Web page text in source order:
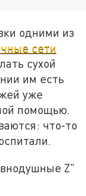
одними из
сети
сухой
им есть
уже
помощью.
что-то
Z"